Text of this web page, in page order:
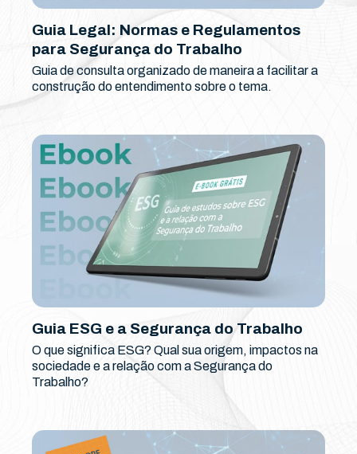
Guia Legal: Normas e Regulamentos
para Segurança do Trabalho
Guia de consulta organizado de maneira a facilitar a
construção do entendimento sobre o tema.
Guia ESG e a Segurança do Trabalho
O que significa ESG? Qual sua origem, impactos na
sociedade e a relação com a Segurança do
Trabalho?